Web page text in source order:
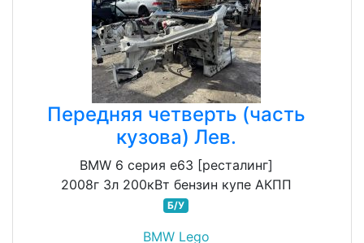
Передняя четверть (часть
кузова) Лев.
BMW 6 серия e63 [ресталинг]
2008г 3л 200кВт бензин купе АКПП
Б/У
BMW Lego